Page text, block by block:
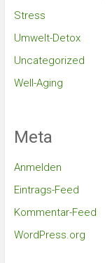
Stress
Umwelt-Detox
Uncategorized
Well-Aging
Meta
Anmelden
Eintrags-Feed
Kommentar-Feed
WordPress.org